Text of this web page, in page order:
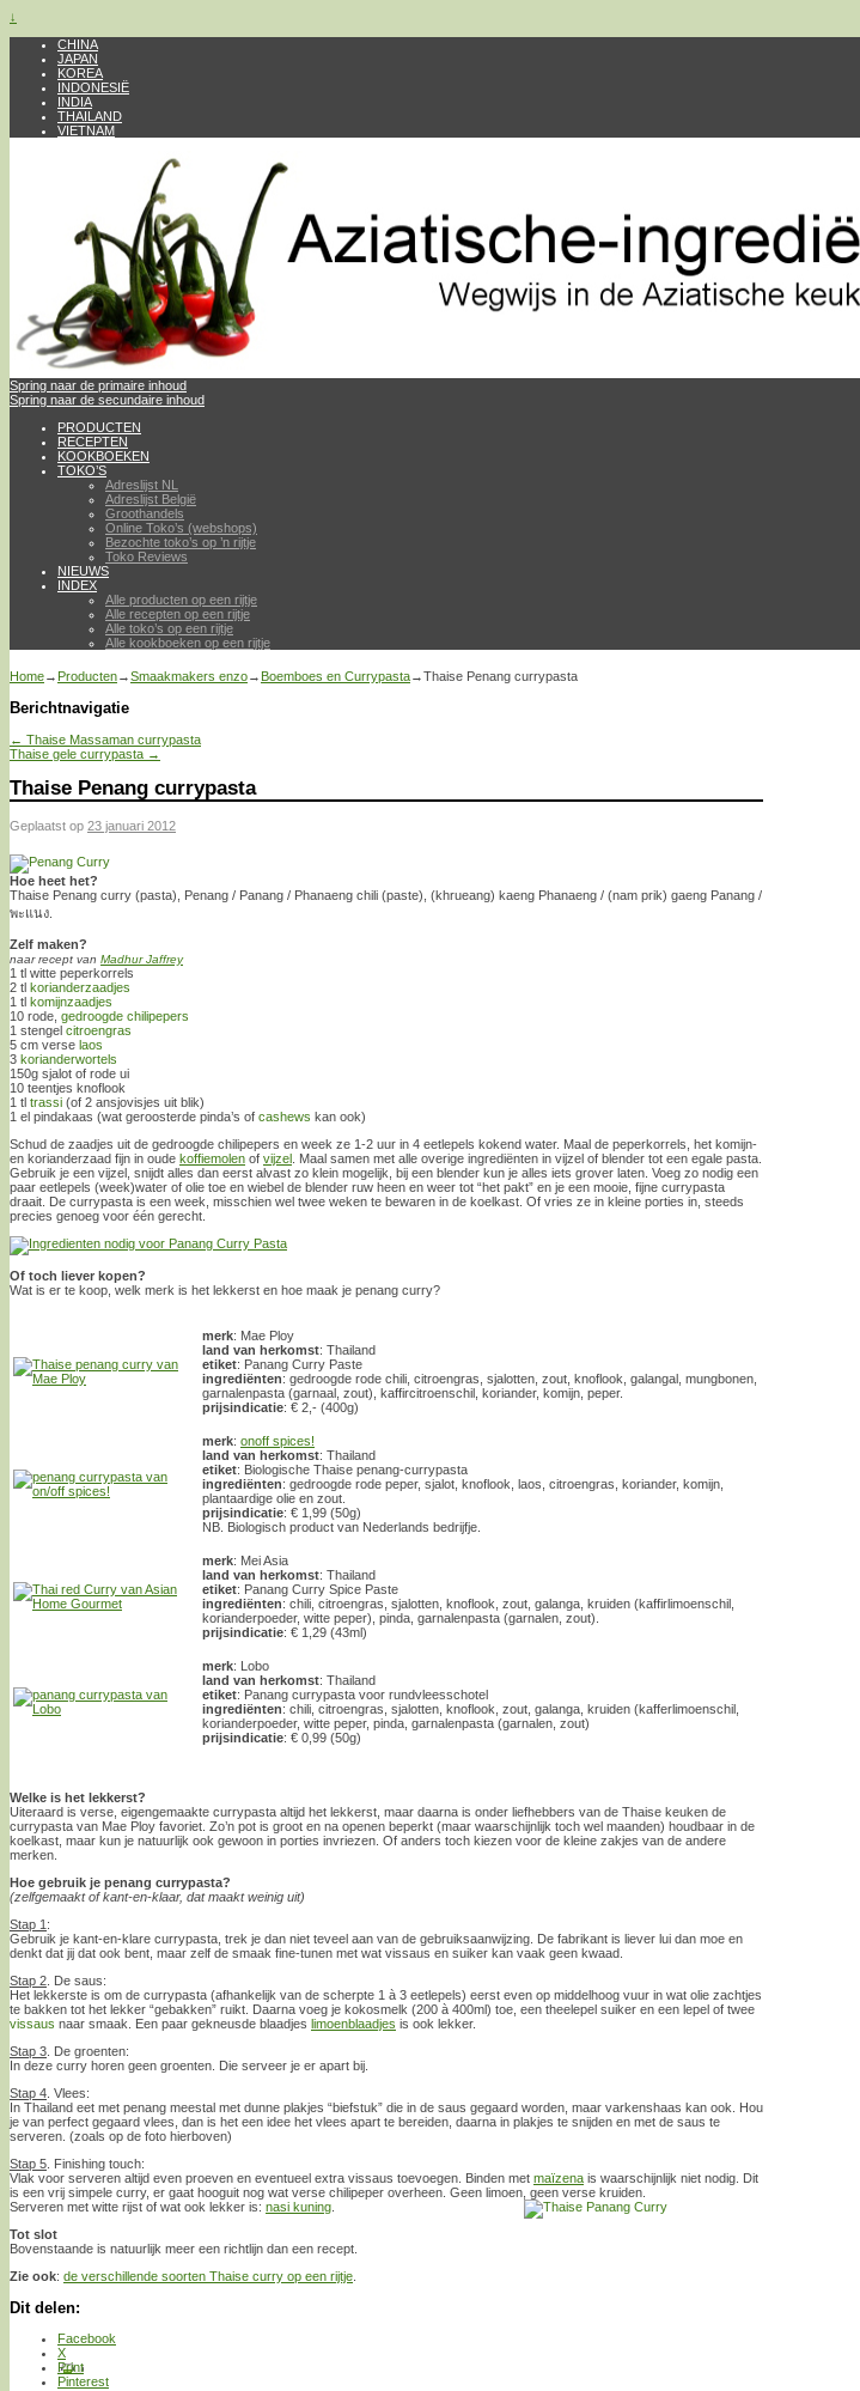
↓
CHINA
JAPAN
KOREA
INDONESIË
INDIA
THAILAND
VIETNAM
Spring naar de primaire inhoud
Spring naar de secundaire inhoud
PRODUCTEN
RECEPTEN
KOOKBOEKEN
TOKO’S
Adreslijst NL
Adreslijst België
Groothandels
Online Toko’s (webshops)
Bezochte toko’s op ’n rijtje
Toko Reviews
NIEUWS
INDEX
Alle producten op een rijtje
Alle recepten op een rijtje
Alle toko’s op een rijtje
Alle kookboeken op een rijtje
Home→ Producten→Smaakmakers enzo→ Boemboes en Currypasta→Thaise Penang currypasta
Berichtnavigatie
← Thaise Massaman currypasta
Thaise gele currypasta →
Thaise Penang currypasta
Geplaatst op 23 januari 2012
Hoe heet het?
Thaise Penang curry (pasta), Penang / Panang / Phanaeng chili (paste), (khrueang) kaeng Phanaeng / (nam prik) gaeng Panang /
พะแนง.
Zelf maken?
naar recept van Madhur Jaffrey
1 tl witte peperkorrels
2 tl korianderzaadjes
1 tl komijnzaadjes
10 rode, gedroogde chilipepers
1 stengel citroengras
5 cm verse laos
3 korianderwortels
150g sjalot of rode ui
10 teentjes knoflook
1 tl trassi (of 2 ansjovisjes uit blik)
1 el pindakaas (wat geroosterde pinda’s of cashews kan ook)
Schud de zaadjes uit de gedroogde chilipepers en week ze 1-2 uur in 4 eetlepels kokend water. Maal de peperkorrels, het komijn-
en korianderzaad fijn in oude koffiemolen of vijzel . Maal samen met alle overige ingrediënten in vijzel of blender tot een egale pasta.
Gebruik je een vijzel, snijdt alles dan eerst alvast zo klein mogelijk, bij een blender kun je alles iets grover laten. Voeg zo nodig een
paar eetlepels (week)water of olie toe en wiebel de blender ruw heen en weer tot “het pakt” en je een mooie, fijne currypasta
draait. De currypasta is een week, misschien wel twee weken te bewaren in de koelkast. Of vries ze in kleine porties in, steeds
precies genoeg voor één gerecht.
Of toch liever kopen?
Wat is er te koop, welk merk is het lekkerst en hoe maak je penang curry?
merk: Mae Ploy
land van herkomst: Thailand
etiket: Panang Curry Paste
ingrediënten: gedroogde rode chili, citroengras, sjalotten, zout, knoflook, galangal, mungbonen,
garnalenpasta (garnaal, zout), kaffircitroenschil, koriander, komijn, peper.
prijsindicatie: € 2,- (400g)
merk: onoff spices!
land van herkomst: Thailand
etiket: Biologische Thaise penang-currypasta
ingrediënten: gedroogde rode peper, sjalot, knoflook, laos, citroengras, koriander, komijn,
plantaardige olie en zout.
prijsindicatie: € 1,99 (50g)
NB. Biologisch product van Nederlands bedrijfje.
merk: Mei Asia
land van herkomst: Thailand
etiket: Panang Curry Spice Paste
ingrediënten: chili, citroengras, sjalotten, knoflook, zout, galanga, kruiden (kaffirlimoenschil,
korianderpoeder, witte peper), pinda, garnalenpasta (garnalen, zout).
prijsindicatie: € 1,29 (43ml)
merk: Lobo
land van herkomst: Thailand
etiket: Panang currypasta voor rundvleesschotel
ingrediënten: chili, citroengras, sjalotten, knoflook, zout, galanga, kruiden (kafferlimoenschil,
korianderpoeder, witte peper, pinda, garnalenpasta (garnalen, zout)
prijsindicatie: € 0,99 (50g)
Welke is het lekkerst?
Uiteraard is verse, eigengemaakte currypasta altijd het lekkerst, maar daarna is onder liefhebbers van de Thaise keuken de
currypasta van Mae Ploy favoriet. Zo’n pot is groot en na openen beperkt (maar waarschijnlijk toch wel maanden) houdbaar in de
koelkast, maar kun je natuurlijk ook gewoon in porties invriezen. Of anders toch kiezen voor de kleine zakjes van de andere
merken.
Hoe gebruik je penang currypasta?
(zelfgemaakt of kant-en-klaar, dat maakt weinig uit)
Stap 1 :
Gebruik je kant-en-klare currypasta, trek je dan niet teveel aan van de gebruiksaanwijzing. De fabrikant is liever lui dan moe en
denkt dat jij dat ook bent, maar zelf de smaak fine-tunen met wat vissaus en suiker kan vaak geen kwaad.
Stap 2 . De saus:
Het lekkerste is om de currypasta (afhankelijk van de scherpte 1 à 3 eetlepels) eerst even op middelhoog vuur in wat olie zachtjes
te bakken tot het lekker “gebakken” ruikt. Daarna voeg je kokosmelk (200 à 400ml) toe, een theelepel suiker en een lepel of twee
vissaus naar smaak. Een paar gekneusde blaadjes limoenblaadjes is ook lekker.
Stap 3 . De groenten:
In deze curry horen geen groenten. Die serveer je er apart bij.
Stap 4 . Vlees:
In Thailand eet met penang meestal met dunne plakjes “biefstuk” die in de saus gegaard worden, maar varkenshaas kan ook. Hou
je van perfect gegaard vlees, dan is het een idee het vlees apart te bereiden, daarna in plakjes te snijden en met de saus te
serveren. (zoals op de foto hierboven)
Stap 5 . Finishing touch:
Vlak voor serveren altijd even proeven en eventueel extra vissaus toevoegen. Binden met maïzena is waarschijnlijk niet nodig. Dit
is een vrij simpele curry, er gaat hooguit nog wat verse chilipeper overheen. Geen limoen, geen verse kruiden.
Serveren met witte rijst of wat ook lekker is: nasi kuning
Tot slot
Bovenstaande is natuurlijk meer een richtlijn dan een recept.
Zie ook: de verschillende soorten Thaise curry op een rijtje
Dit delen:
Facebook
X
Print
Pinterest